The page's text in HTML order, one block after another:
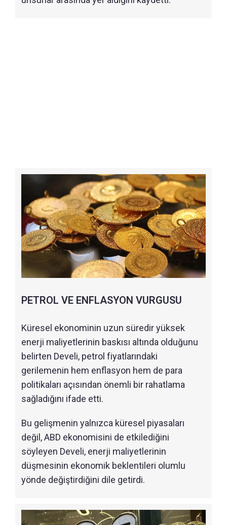
PETROL VE ENFLASYON VURGUSU
Küresel ekonominin uzun süredir yüksek
enerji maliyetlerinin baskısı altında olduğunu
belirten Develi, petrol fiyatlarındaki
gerilemenin hem enflasyon hem de para
politikaları açısından önemli bir rahatlama
sağladığını ifade etti.
Bu gelişmenin yalnızca küresel piyasaları
değil, ABD ekonomisini de etkilediğini
söyleyen Develi, enerji maliyetlerinin
düşmesinin ekonomik beklentileri olumlu
yönde değiştirdiğini dile getirdi.